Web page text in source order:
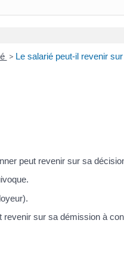
> Le salarié peut-il revenir
peut revenir sur sa
sur sa démission à